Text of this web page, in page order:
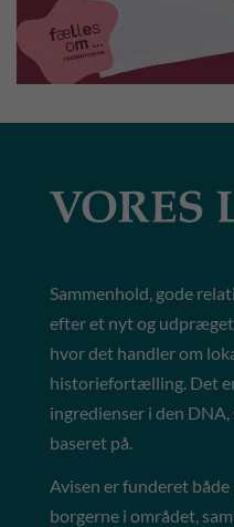
Sammenhold, gode
efter et nyt og
hvor det handler om
historiefortælling. Det
ingredienser i den
baseret på.
Avisen er funderet
borgerne i området,